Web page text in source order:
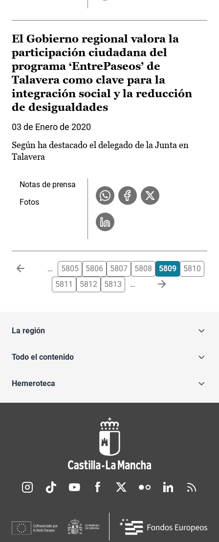
El Gobierno regional valora la
participación ciudadana del
programa ‘EntrePaseos’ de
Talavera como clave para la
integración social y la reducción
de desigualdades
03 de Enero de 2020
Según ha destacado el delegado de la Junta en
Talavera
Notas de prensa
Fotos
Paginación … 5805 5806 5807 5808 5809
5810
5811
5812 5813 …
La región
Todo el contenido
Hemeroteca
Redes sociales JCCM